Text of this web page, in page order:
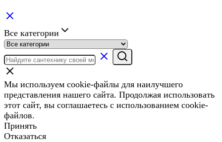
Все категории
Мы используем cookie-файлы для наилучшего
представления нашего сайта. Продолжая использовать
этот сайт, вы соглашаетесь с использованием cookie-
файлов.
Принять
Отказаться